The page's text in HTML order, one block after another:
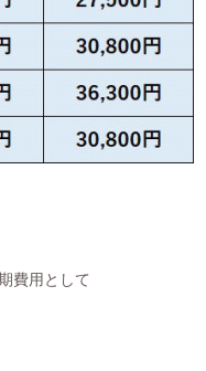
費用として